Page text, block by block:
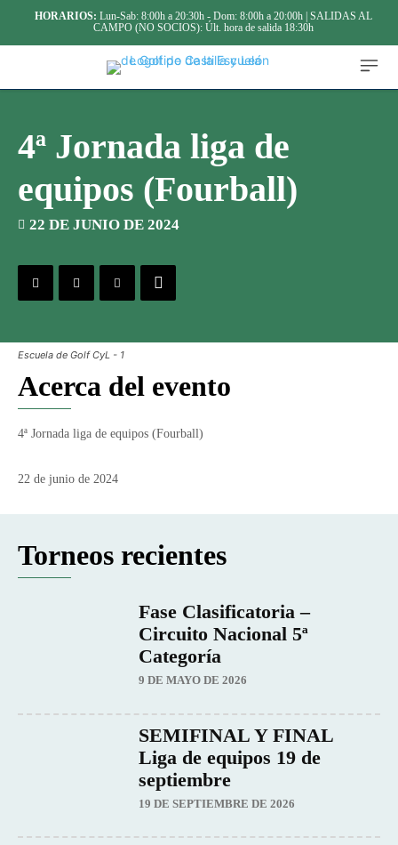
HORARIOS: Lun-Sab: 8:00h a 20:30h - Dom: 8:00h a 20:00h | SALIDAS AL
CAMPO (NO SOCIOS): Últ. hora de salida 18:30h
4ª Jornada liga de
equipos (Fourball)
22 DE JUNIO DE 2024
Escuela de Golf CyL - 1
Acerca del evento
4ª Jornada liga de equipos (Fourball)
22 de junio de 2024
Torneos recientes
Fase Clasificatoria –
Circuito Nacional 5ª
Categoría
9 DE MAYO DE 2026
SEMIFINAL Y FINAL
Liga de equipos 19 de
septiembre
19 DE SEPTIEMBRE DE 2026